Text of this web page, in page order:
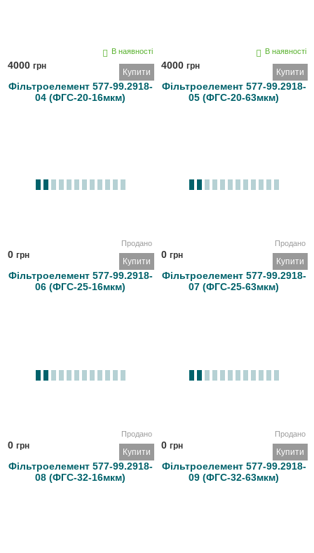
В наявності
4000 грн
Купити
Фільтроелемент 577-99.2918-
04 (ФГС-20-16мкм)
В наявності
4000 грн
Купити
Фільтроелемент 577-99.2918-
05 (ФГС-20-63мкм)
Продано
0 грн
Купити
Фільтроелемент 577-99.2918-
06 (ФГС-25-16мкм)
Продано
0 грн
Купити
Фільтроелемент 577-99.2918-
07 (ФГС-25-63мкм)
Продано
0 грн
Купити
Фільтроелемент 577-99.2918-
08 (ФГС-32-16мкм)
Продано
0 грн
Купити
Фільтроелемент 577-99.2918-
09 (ФГС-32-63мкм)